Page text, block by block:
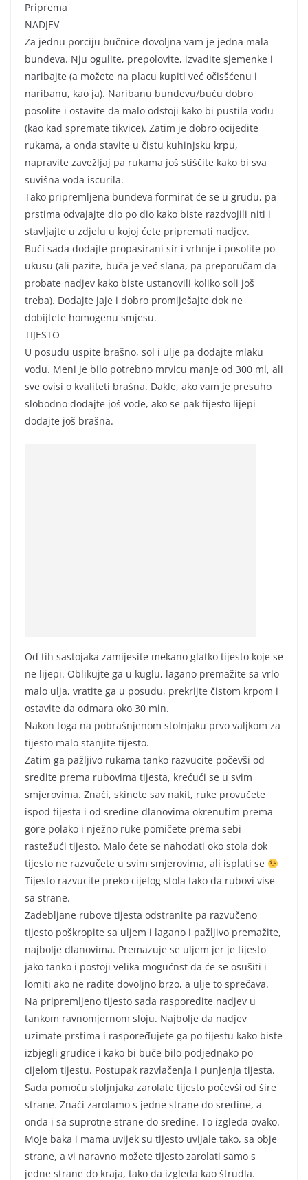
Priprema
NADJEV
Za jednu porciju bučnice dovoljna vam je jedna mala
bundeva. Nju ogulite, prepolovite, izvadite sjemenke i
naribajte (a možete na placu kupiti već očisšćenu i
naribanu, kao ja). Naribanu bundevu/buču dobro
posolite i ostavite da malo odstoji kako bi pustila vodu
(kao kad spremate tikvice). Zatim je dobro ocijedite
rukama, a onda stavite u čistu kuhinjsku krpu,
napravite zavežljaj pa rukama još stiščite kako bi sva
suvišna voda iscurila.
Tako pripremljena bundeva formirat će se u grudu, pa
prstima odvajajte dio po dio kako biste razdvojili niti i
stavljajte u zdjelu u kojoj ćete pripremati nadjev.
Buči sada dodajte propasirani sir i vrhnje i posolite po
ukusu (ali pazite, buča je već slana, pa preporučam da
probate nadjev kako biste ustanovili koliko soli još
treba). Dodajte jaje i dobro promiješajte dok ne
dobijtete homogenu smjesu.
TIJESTO
U posudu uspite brašno, sol i ulje pa dodajte mlaku
vodu. Meni je bilo potrebno mrvicu manje od 300 ml, ali
sve ovisi o kvaliteti brašna. Dakle, ako vam je presuho
slobodno dodajte još vode, ako se pak tijesto lijepi
dodajte još brašna.
Od tih sastojaka zamijesite mekano glatko tijesto koje se
ne lijepi. Oblikujte ga u kuglu, lagano premažite sa vrlo
malo ulja, vratite ga u posudu, prekrijte čistom krpom i
ostavite da odmara oko 30 min.
Nakon toga na pobrašnjenom stolnjaku prvo valjkom za
tijesto malo stanjite tijesto.
Zatim ga pažljivo rukama tanko razvucite počevši od
sredite prema rubovima tijesta, krećući se u svim
smjerovima. Znači, skinete sav nakit, ruke provučete
ispod tijesta i od sredine dlanovima okrenutim prema
gore polako i nježno ruke pomičete prema sebi
rastežući tijesto. Malo ćete se nahodati oko stola dok
tijesto ne razvučete u svim smjerovima, ali isplati se
Tijesto razvucite preko cijelog stola tako da rubovi vise
sa strane.
Zadebljane rubove tijesta odstranite pa razvučeno
tijesto poškropite sa uljem i lagano i pažljivo premažite,
najbolje dlanovima. Premazuje se uljem jer je tijesto
jako tanko i postoji velika mogućnst da će se osušiti i
lomiti ako ne radite dovoljno brzo, a ulje to sprečava.
Na pripremljeno tijesto sada rasporedite nadjev u
tankom ravnomjernom sloju. Najbolje da nadjev
uzimate prstima i raspoređujete ga po tijestu kako biste
izbjegli grudice i kako bi buče bilo podjednako po
cijelom tijestu. Postupak razvlačenja i punjenja tijesta.
Sada pomoću stoljnjaka zarolate tijesto počevši od šire
strane. Znači zarolamo s jedne strane do sredine, a
onda i sa suprotne strane do sredine. To izgleda ovako.
Moje baka i mama uvijek su tijesto uvijale tako, sa obje
strane, a vi naravno možete tijesto zarolati samo s
jedne strane do kraja, tako da izgleda kao štrudla.